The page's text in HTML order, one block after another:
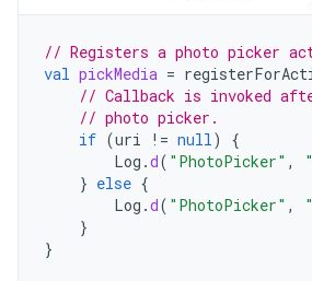
// Registers a photo picker
val pickMedia =
// Callback is invoked
// photo picker.
if (uri != null)
{
Log .d( "PhotoPicker" ,
} else {
Log .d( "PhotoPicker" ,
}
}